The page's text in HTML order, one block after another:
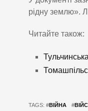
рідну землю».
Читайте також:
TAGS: #ВІЙНА #